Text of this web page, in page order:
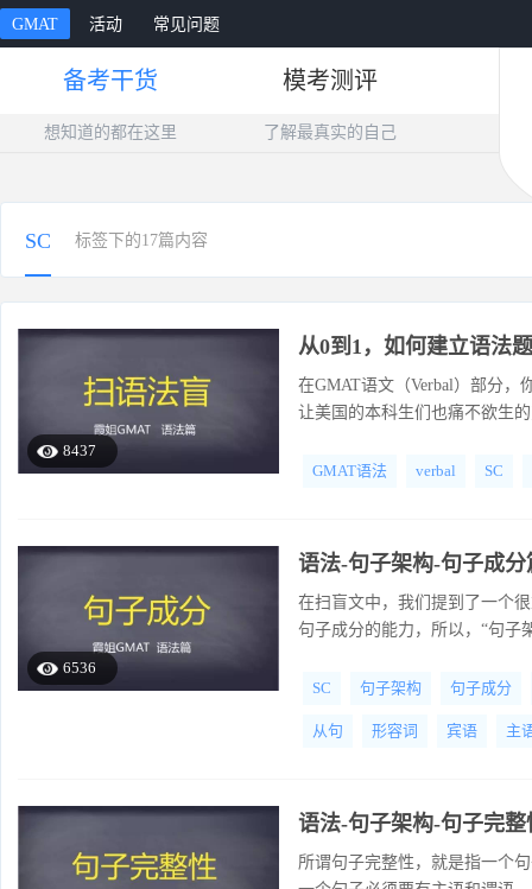
GMAT 活动 常见问题
备考干货 模考测评
想知道的都在这里 了解最真实的自己
SC 标签下的17篇内容
8437
从0到1，如何建立语法
在GMAT语文（Verbal）部分，
让美国的本科生们也痛不欲生
GMAT语法
verbal SC
6536
语法-句子架构-句子成分
在扫盲文中，我们提到了一个
句子成分的能力，所以，“句子
SC 句子架构 句子成分
从句 形容词 宾语 主
语法-句子架构-句子完整
所谓句子完整性，就是指一个